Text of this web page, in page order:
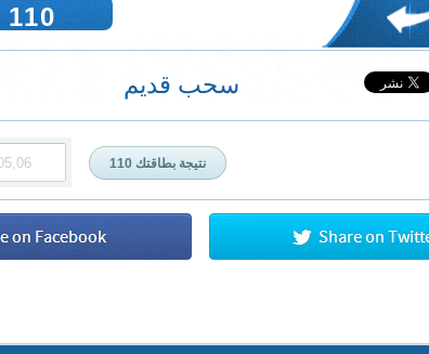
110
سحب قديم